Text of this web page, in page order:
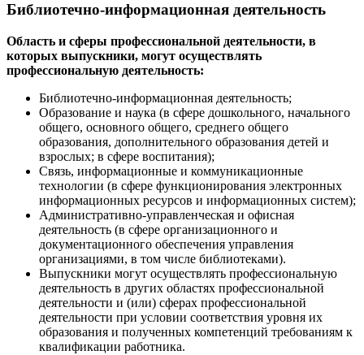
Библиотечно-информационная деятельность
Область и сферы профессиональной деятельности, в
которых выпускники, могут осуществлять
профессиональную деятельность:
Библиотечно-информационная деятельность;
Образование и наука (в сфере дошкольного, начального
общего, основного общего, среднего общего
образования, дополнительного образования детей и
взрослых; в сфере воспитания);
Связь, информационные и коммуникационные
технологии (в сфере функционирования электронных
информационных ресурсов и информационных систем);
Административно-управленческая и офисная
деятельность (в сфере организационного и
документационного обеспечения управления
организациями, в том числе библиотеками).
Выпускники могут осуществлять профессиональную
деятельность в других областях профессиональной
деятельности и (или) сферах профессиональной
деятельности при условии соответствия уровня их
образования и полученных компетенций требованиям к
квалификации работника.